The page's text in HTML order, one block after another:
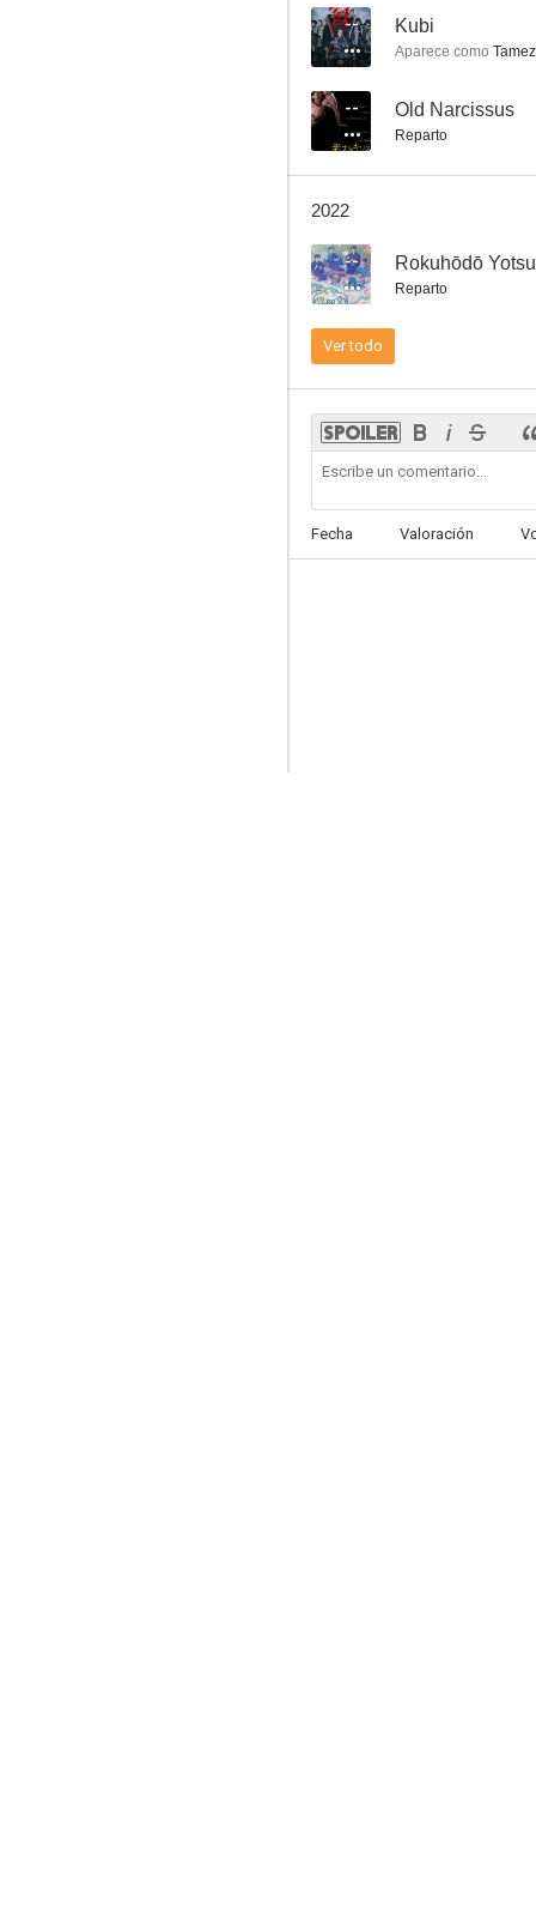
Historia de Abril
7.2
-- Kubi
Aparece como
-- Old Narcissus
Reparto
2022
-- Rokuhōdō
Reparto
Ver todo
Fecha Valoración